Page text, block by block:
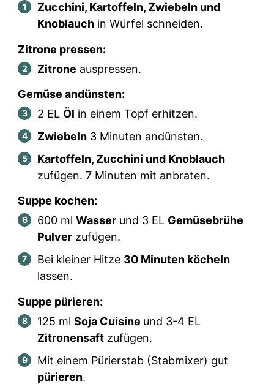
Zucchini, Kartoffeln, Zwiebeln und
Knoblauch in Würfel schneiden.
Zitrone pressen:
Zitrone auspressen.
Gemüse andünsten:
2 EL Öl in einem Topf erhitzen.
Zwiebeln 3 Minuten andünsten.
Kartoffeln, Zucchini und Knoblauch
zufügen. 7 Minuten mit anbraten.
Suppe kochen:
600 ml Wasser und 3 EL Gemüsebrühe
Pulver zufügen.
Bei kleiner Hitze 30 Minuten köcheln
lassen.
Suppe pürieren:
125 ml Soja Cuisine und 3-4 EL
Zitronensaft zufügen.
Mit einem Pürierstab (Stabmixer) gut
pürieren.